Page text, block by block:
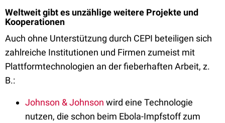
Weltweit gibt es unzählige weitere Projekte und
Kooperationen
Auch ohne Unterstützung durch CEPI beteiligen sich
zahlreiche Institutionen und Firmen zumeist mit
Plattformtechnologien an der fieberhaften Arbeit, z.
B.:
Johnson & Johnson wird eine Technologie
nutzen, die schon beim Ebola-Impfstoff zum